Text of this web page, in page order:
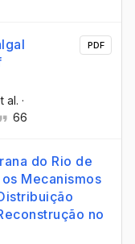
al. ·
66
PDF
do Rio de
Mecanismos
no